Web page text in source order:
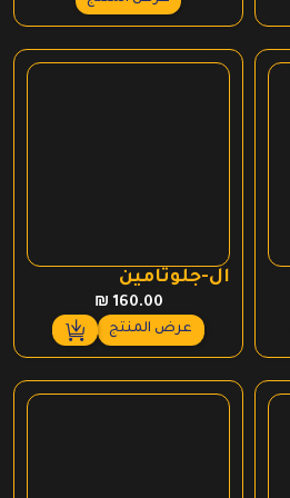
ال-جلوتامين
₪ 160.00
عرض المنتج